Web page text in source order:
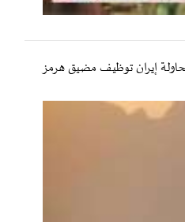
إيران توظيف مضيق هرمز